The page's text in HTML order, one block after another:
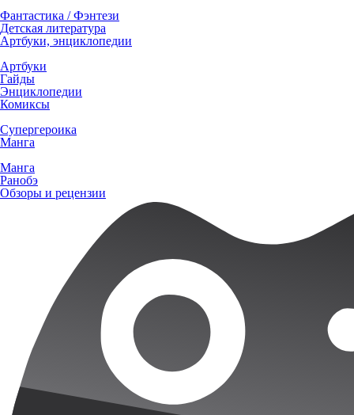
Фантастика / Фэнтези
Детская литература
Артбуки, энциклопедии
Артбуки
Гайды
Энциклопедии
Комиксы
Супергероика
Манга
Манга
Ранобэ
Обзоры и рецензии